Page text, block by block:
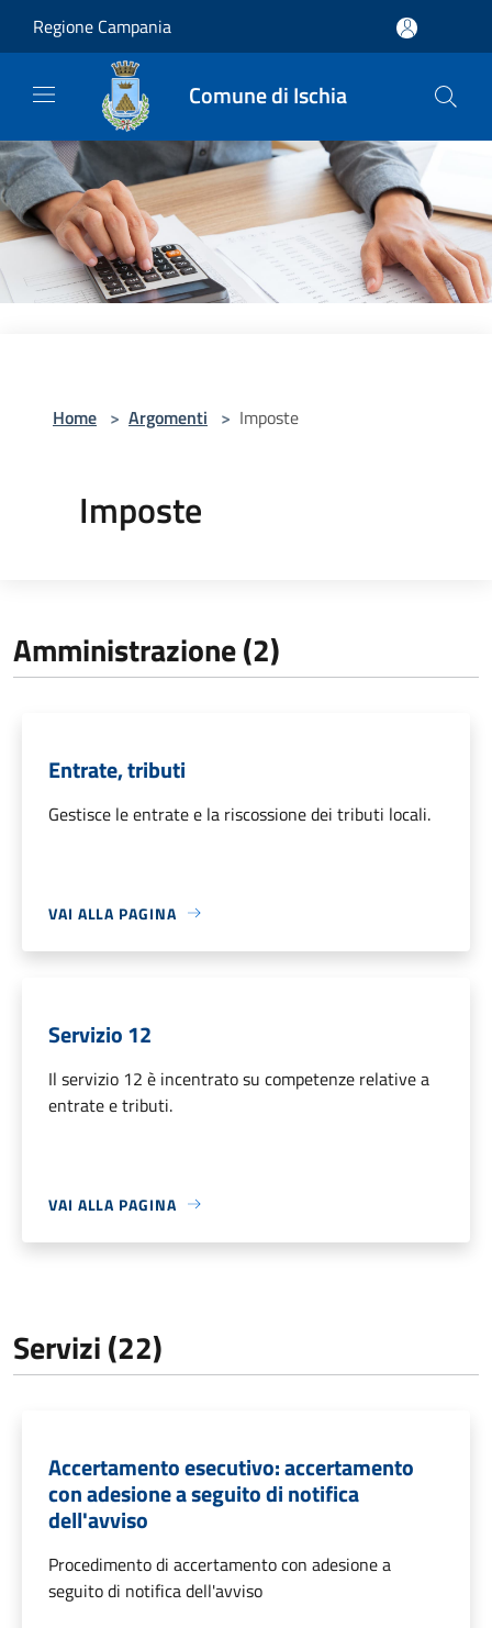
Regione Campania
Comune di Ischia
Home > Argomenti > Imposte
Imposte
Amministrazione (2)
Entrate, tributi
Gestisce le entrate e la riscossione dei tributi locali.
VAI ALLA PAGINA
Servizio 12
Il servizio 12 è incentrato su competenze relative a
entrate e tributi.
VAI ALLA PAGINA
Servizi (22)
Accertamento esecutivo: accertamento
con adesione a seguito di notifica
dell'avviso
Procedimento di accertamento con adesione a
seguito di notifica dell'avviso